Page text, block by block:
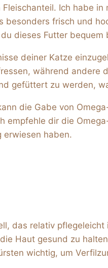
Ich habe
besonders frisch und
dieses Futter bequem
deiner Katze
während andere
gefüttert zu werden,
die Gabe von
empfehle dir die
erwiesen haben.
das relativ
Haut gesund zu
wichtig, um